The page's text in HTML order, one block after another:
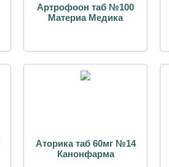
Артрофоон таб №100
Материа Медика
Аторика таб 60мг №14
Канонфарма